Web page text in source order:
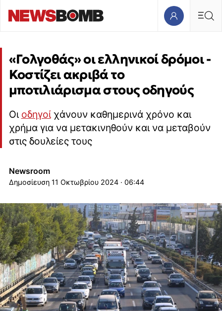
«Γολγοθάς» οι ελληνικοί δρόμοι -
Κοστίζει ακριβά το
μποτιλιάρισμα στους οδηγούς
Οι οδηγοίχάνουν καθημερινά χρόνο και
χρήμα για να μετακινηθούν και να μεταβούν
στις δουλείες τους
Newsroom
11 Οκτωβρίου 2024 · 06:44